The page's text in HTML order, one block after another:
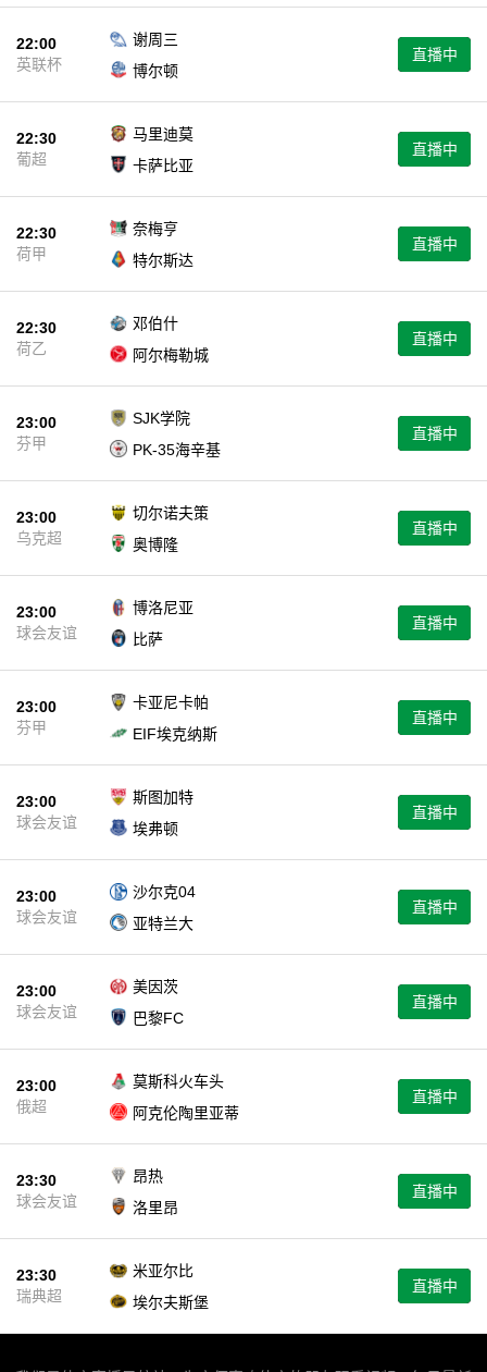
22:00
英联杯
谢周三
博尔顿
直播中
22:30
葡超
马里迪莫
卡萨比亚
直播中
22:30
荷甲
奈梅亨
特尔斯达
直播中
22:30
荷乙
邓伯什
阿尔梅勒城
直播中
23:00
芬甲
SJK学院
PK-35海辛基
直播中
23:00
乌克超
切尔诺夫策
奥博隆
直播中
23:00
球会友谊
博洛尼亚
比萨
直播中
23:00
芬甲
卡亚尼卡帕
EIF埃克纳斯
直播中
23:00
球会友谊
斯图加特
埃弗顿
直播中
23:00
球会友谊
沙尔克04
亚特兰大
直播中
23:00
球会友谊
美因茨
巴黎FC
直播中
23:00
俄超
莫斯科火车头
阿克伦陶里亚蒂
直播中
23:30
球会友谊
昂热
洛里昂
直播中
23:30
瑞典超
米亚尔比
埃尔夫斯堡
直播中